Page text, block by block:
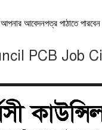
আবেদনপত্র পাঠাতে
PCB Job